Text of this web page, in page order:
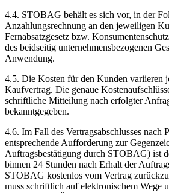
4.4. STOBAG behält es sich vor, in der
Anzahlungsrechnung an den jeweiligen
Fernabsatzgesetz bzw.
des beidseitig unternehmensbezogenen
Anwendung.
4.5. Die Kosten für den Kunden variieren
Kaufvertrag. Die genaue
schriftliche Mitteilung nach erfolgter
bekanntgegeben.
4.6. Im Fall des Vertragsabschlusses nach
entsprechende Aufforderung zur
Auftragsbestätigung durch STOBAG) ist
binnen 24 Stunden nach Erhalt der
STOBAG kostenlos vom Vertrag
muss schriftlich auf elektronischem Wege